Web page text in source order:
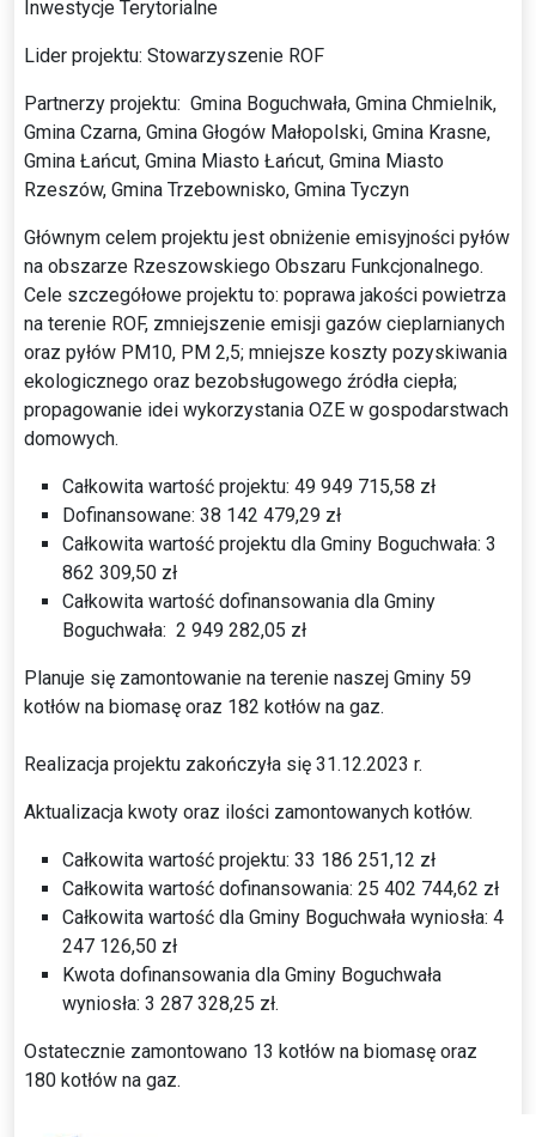
Inwestycje Terytorialne
Lider projektu: Stowarzyszenie ROF
Partnerzy projektu: Gmina Boguchwała, Gmina Chmielnik,
Gmina Czarna, Gmina Głogów Małopolski, Gmina Krasne,
Gmina Łańcut, Gmina Miasto Łańcut, Gmina Miasto
Rzeszów, Gmina Trzebownisko, Gmina Tyczyn
Głównym celem projektu jest obniżenie emisyjności pyłów
na obszarze Rzeszowskiego Obszaru Funkcjonalnego.
Cele szczegółowe projektu to: poprawa jakości powietrza
na terenie ROF, zmniejszenie emisji gazów cieplarnianych
oraz pyłów PM10, PM 2,5; mniejsze koszty pozyskiwania
ekologicznego oraz bezobsługowego źródła ciepła;
propagowanie idei wykorzystania OZE w gospodarstwach
domowych.
Całkowita wartość projektu: 49 949 715,58 zł
Dofinansowane: 38 142 479,29 zł
Całkowita wartość projektu dla Gminy Boguchwała: 3
862 309,50 zł
Całkowita wartość dofinansowania dla Gminy
Boguchwała: 2 949 282,05 zł
Planuje się zamontowanie na terenie naszej Gminy 59
kotłów na biomasę oraz 182 kotłów na gaz.
Realizacja projektu zakończyła się 31.12.2023 r.
Aktualizacja kwoty oraz ilości zamontowanych kotłów.
Całkowita wartość projektu: 33 186 251,12 zł
Całkowita wartość dofinansowania: 25 402 744,62 zł
Całkowita wartość dla Gminy Boguchwała wyniosła: 4
247 126,50 zł
Kwota dofinansowania dla Gminy Boguchwała
wyniosła: 3 287 328,25 zł.
Ostatecznie zamontowano 13 kotłów na biomasę oraz
180 kotłów na gaz.